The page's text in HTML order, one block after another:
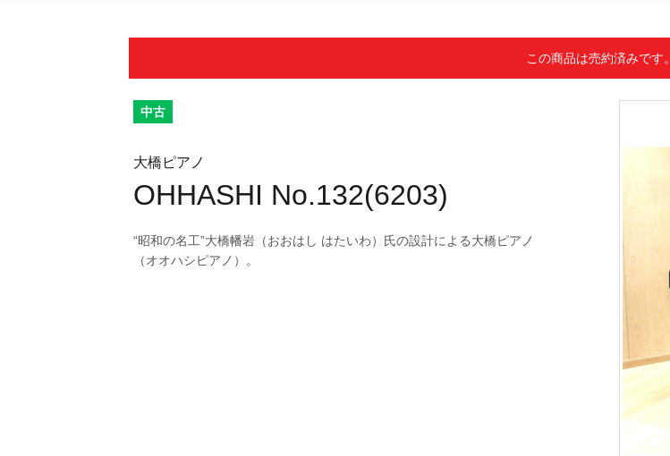
この商品は売約済みです。
中古
大橋ピアノ
OHHASHI No.132(6203)
“昭和の名工”大橋幡岩（おおはし はたいわ）氏の設計による大橋ピアノ
（オオハシピアノ）。